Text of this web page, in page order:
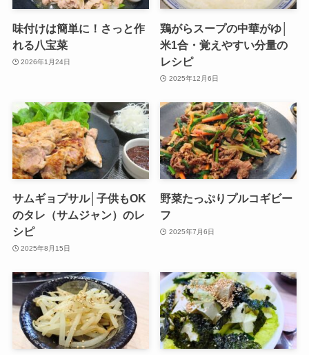
味付けは簡単に！さっと作
れる八宝菜
2026年1月24日
鶏がらスープの中華がゆ│
米1合・覚えやすい分量の
レシピ
2025年12月6日
サムギョプサル│子供もOK
のタレ（サムジャン）のレ
シピ
2025年8月15日
野菜たっぷりプルコギビー
フ
2025年7月6日